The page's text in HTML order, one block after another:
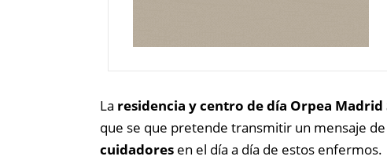
La residencia y centro de día Orpea
que se que pretende transmitir un mensaje
cuidadores en el día a día de estos enfermos.